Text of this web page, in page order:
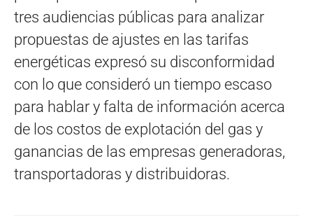
tres audiencias públicas para analizar
propuestas de ajustes en las tarifas
energéticas expresó su disconformidad
con lo que consideró un tiempo escaso
para hablar y falta de información acerca
de los costos de explotación del gas y
ganancias de las empresas generadoras,
transportadoras y distribuidoras.